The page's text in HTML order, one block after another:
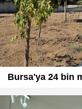
Bursa'ya 24 bin